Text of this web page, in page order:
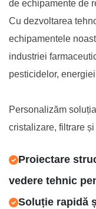
de echipamente de
Cu dezvoltarea
echipamentele
industriei
pesticidelor,
Personalizăm
cristalizare, filtrare
Proiectare
vedere tehnic
Soluție rapidă